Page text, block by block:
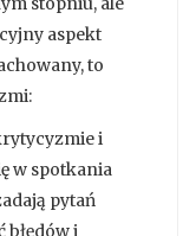
aspekt
to
i
w spotkania
pytań
i